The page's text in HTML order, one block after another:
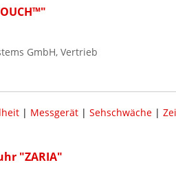
GmbH, Vertrieb
| Messgerät| Sehschwäche|
"ZARIA"